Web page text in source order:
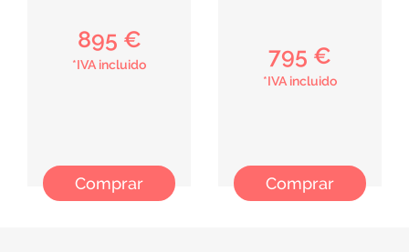
895 €
*IVA incluido
Comprar
795 €
*IVA incluido
Comprar